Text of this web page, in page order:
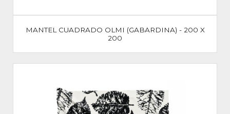
MANTEL CUADRADO OLMI (GABARDINA) - 200 X
200